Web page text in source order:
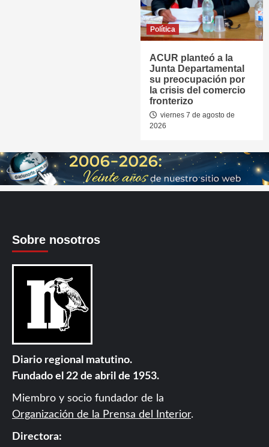
Política
ACUR planteó a la
Junta Departamental
su preocupación por
la crisis del comercio
fronterizo
viernes 7 de agosto de
2026
Sobre nosotros
Diario regional matutino.
Fundado el 22 de abril de 1953.
Miembro y socio fundador de la
Organización de la Prensa del Interior.
Directora: